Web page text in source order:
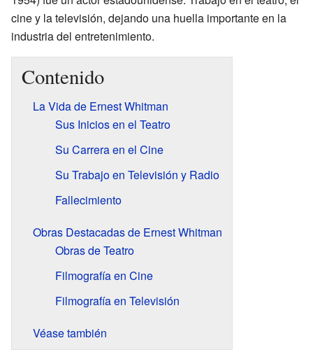
cine y la televisión, dejando una huella importante en la
industria del entretenimiento.
Contenido
La Vida de Ernest Whitman
Sus Inicios en el Teatro
Su Carrera en el Cine
Su Trabajo en Televisión y Radio
Fallecimiento
Obras Destacadas de Ernest Whitman
Obras de Teatro
Filmografía en Cine
Filmografía en Televisión
Véase también